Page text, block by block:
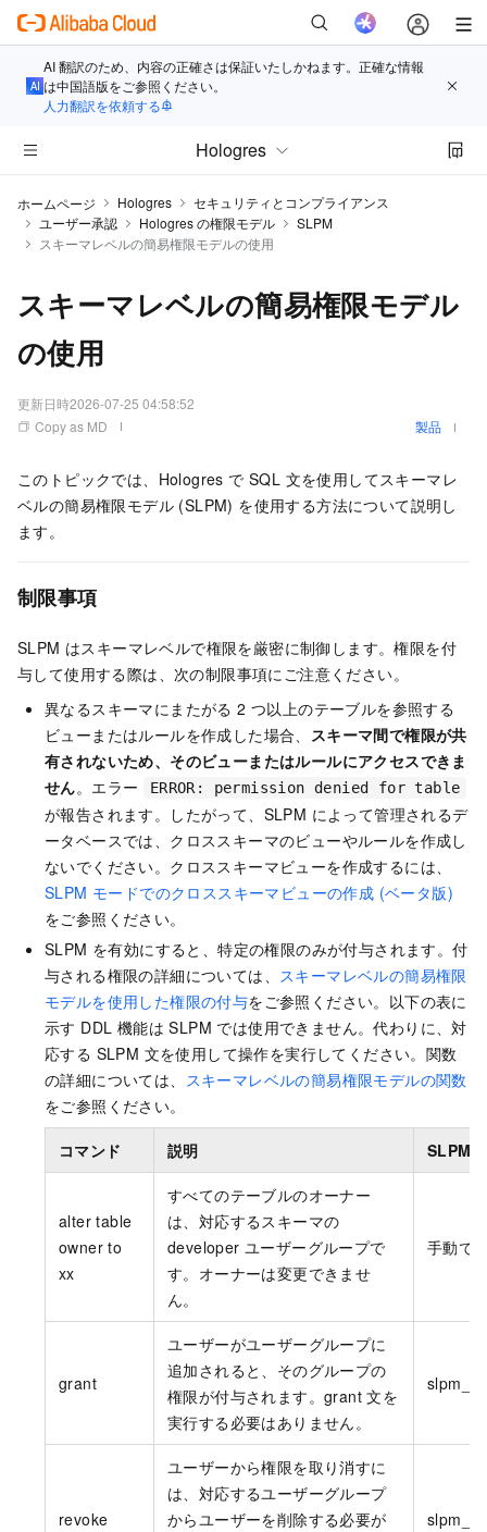
AI 翻訳のため、内容の正確さは保証いたしかねます。正確な情報
は中国語版をご参照ください。
人力翻訳を依頼する
Hologres
ホームページ Hologres
セキュリティとコンプライアンス
ユーザー承認
Hologres の権限モデル
SLPM
スキーマレベルの簡易権限モデルの使用
スキーマレベルの簡易権限モデル
の使用
更新日時2026-07-25 04:58:52
Copy as MD
製品
このトピックでは、Hologres で SQL 文を使用してスキーマレ
ベルの簡易権限モデル (SLPM) を使用する方法について説明し
ます。
制限事項
SLPM はスキーマレベルで権限を厳密に制御します。権限を付
与して使用する際は、次の制限事項にご注意ください。
異なるスキーマにまたがる 2 つ以上のテーブルを参照する
ビューまたはルールを作成した場合、 スキーマ間で権限が共
有されないため、そのビューまたはルールにアクセスできま
せん。エラー ERROR: permission denied for table
が報告されます。したがって、SLPM によって管理されるデ
ータベースでは、クロススキーマのビューやルールを作成し
ないでください。クロススキーマビューを作成するには、
SLPM モードでのクロススキーマビューの作成 (ベータ版)
をご参照ください。
SLPM を有効にすると、特定の権限のみが付与されます。付
与される権限の詳細については、 スキーマレベルの簡易権限
モデルを使用した権限の付与をご参照ください。以下の表に
示す DDL 機能は SLPM では使用できません。代わりに、対
応する SLPM 文を使用して操作を実行してください。関数
の詳細については、 スキーマレベルの簡易権限モデルの関数
をご参照ください。
コマンド 説明 SLPM
alter table
owner to
xx
すべてのテーブルのオーナー
は、対応するスキーマの
developer ユーザーグループで
す。オーナーは変更できませ
ん。
手動で
grant
ユーザーがユーザーグループに
追加されると、そのグループの
権限が付与されます。grant 文を
実行する必要はありません。
revoke
ユーザーから権限を取り消すに
は、対応するユーザーグループ
からユーザーを削除する必要が